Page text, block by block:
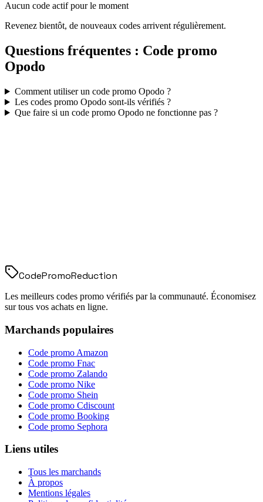
Aucun code actif pour le moment
Revenez bientôt, de nouveaux codes arrivent régulièrement.
Questions fréquentes : Code promo
Opodo
Comment utiliser un code promo Opodo?
Les codes promo Opodosont-ils vérifiés ?
Que faire si un code promo Opodone fonctionne pas ?
CodePromoReduction
Les meilleurs codes promo vérifiés par la communauté. Économisez
sur tous vos achats en ligne.
Marchands populaires
Code promo Amazon
Code promo Fnac
Code promo Zalando
Code promo Nike
Code promo Shein
Code promo Cdiscount
Code promo Booking
Code promo Sephora
Liens utiles
Tous les marchands
À propos
Mentions légales